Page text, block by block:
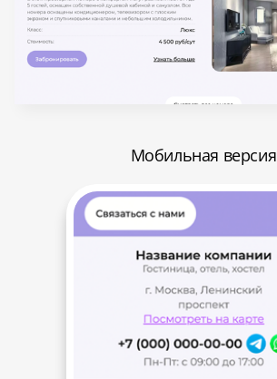
Мобильная версия